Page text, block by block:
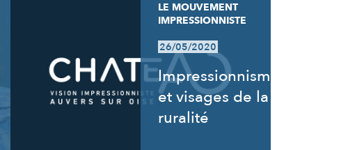
LE MOUVEMENT
IMPRESSIONNISTE
26/05/2020
Impressionnisme
et visages de la
ruralité